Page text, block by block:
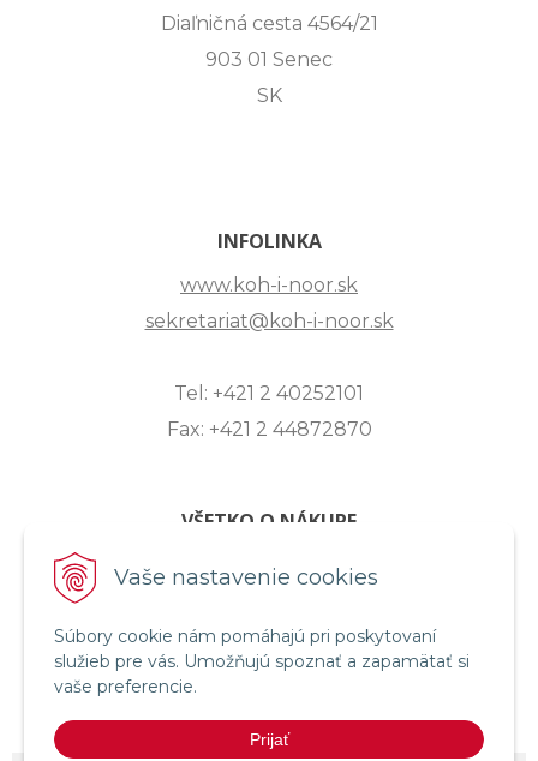
Vaše nastavenie cookies
Súbory cookie nám pomáhajú pri poskytovaní
služieb pre vás. Umožňujú spoznať a zapamätať si
vaše preferencie.
Prijať
Diaľničná cesta 4564/21
903 01 Senec
SK
INFOLINKA
www.koh-i-noor.sk
sekretariat@koh-i-noor.sk
Tel: +421 2 40252101
Fax: +421 2 44872870
VŠETKO O NÁKUPE
ZASLANIE OTÁZKY
OBCHODNÉ PODMIENKY
REKLAMAČNÝ PORIADOK